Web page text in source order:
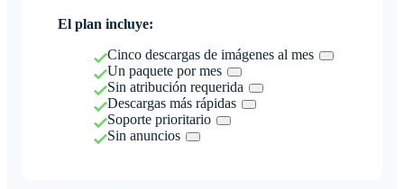
El plan incluye:
Cinco descargas de imágenes al mes
Un paquete por mes
Sin atribución requerida
Descargas más rápidas
Soporte prioritario
Sin anuncios